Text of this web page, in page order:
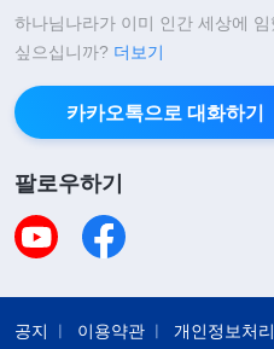
하나님나라가 이미 인간 세상에
싶으십니까? 더보기
카카오톡으로 대화하기
팔로우하기
공지 이용약관 개인정보처